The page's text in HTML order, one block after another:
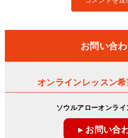
お問い合
オンラインレッスン希
ソウルアローオンラ
▸ お問い合